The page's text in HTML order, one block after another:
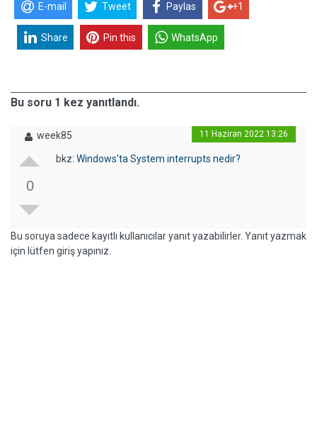
E-mail Tweet Paylas +1
Share Pin this WhatsApp
Bu soru 1 kez yanıtlandı.
week85 11 Haziran 2022 13:26
0
bkz: Windows'ta System interrupts nedir?
Bu soruya sadece kayıtlı kullanıcılar yanıt yazabilirler. Yanıt yazmak
için lütfen giriş yapınız.